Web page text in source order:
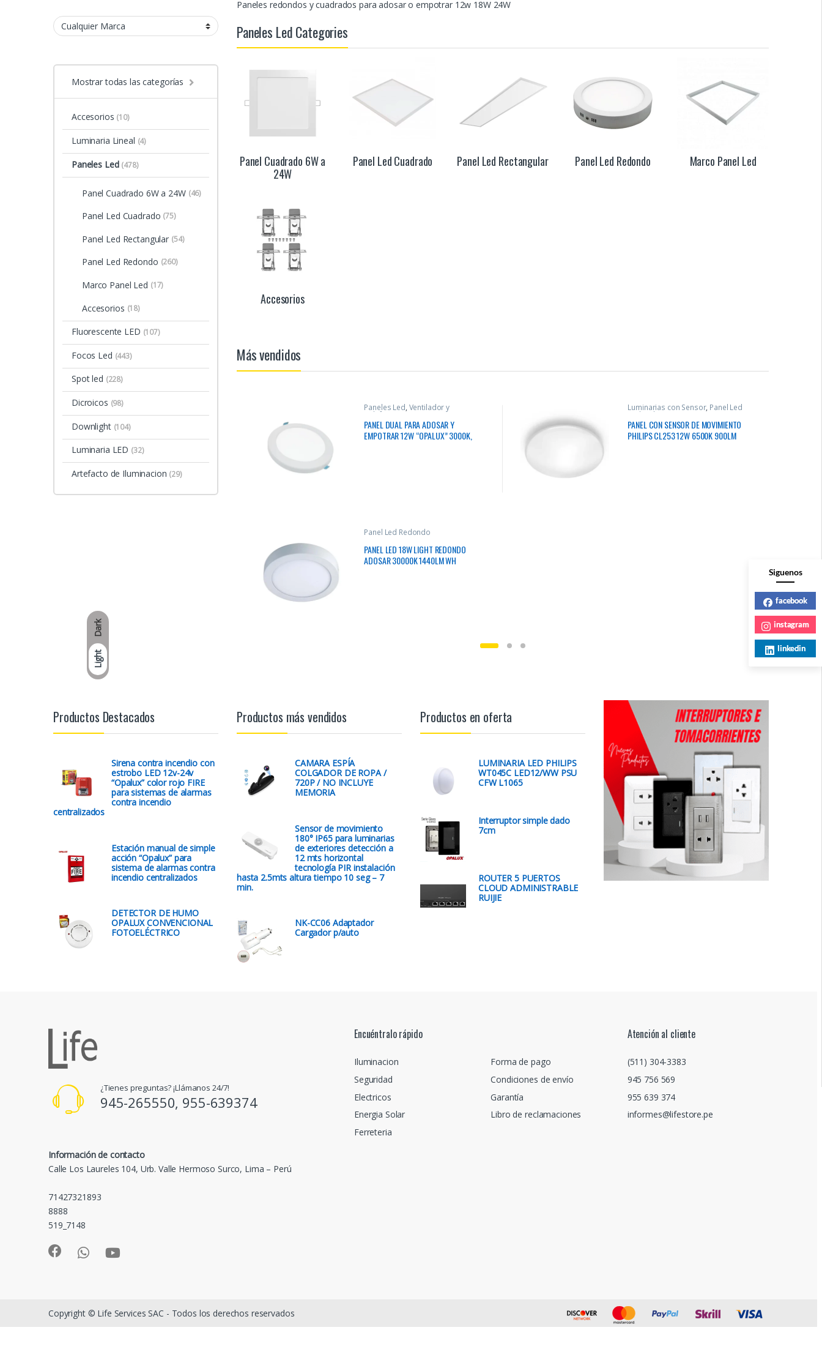
Dark
Light
Paneles redondos y cuadrados para adosar o empotrar 12w 18W 24W
Paneles Led Categories
Panel Cuadrado 6W a
24W
Panel Led Cuadrado Panel Led Rectangular Panel Led Redondo Marco Panel Led
Accesorios
Más vendidos
Paneles Led, Ventilador y
Calefactor
PANEL DUAL PARA ADOSAR Y
EMPOTRAR 12W “OPALUX” 3000K,
Luminarias con Sensor, Panel Led
Redondo
PANEL CON SENSOR DE MOVIMIENTO
PHILIPS CL253 12W 6500K 900LM
Panel Led Redondo
PANEL LED 18W LIGHT REDONDO
ADOSAR 30000K 1440LM WH
Mostrar todas las categorías
Accesorios (10)
Luminaria Lineal (4)
Paneles Led (478)
Panel Cuadrado 6W a 24W (46)
Panel Led Cuadrado (75)
Panel Led Rectangular (54)
Panel Led Redondo (260)
Marco Panel Led (17)
Accesorios (18)
Fluorescente LED (107)
Focos Led (443)
Spot led (228)
Dicroicos (98)
Downlight (104)
Luminaria LED (32)
Artefacto de Iluminacion (29)
Productos Destacados
Sirena contra incendio con
estrobo LED 12v-24v
“Opalux” color rojo FIRE
para sistemas de alarmas
contra incendio
centralizados
Estación manual de simple
acción “Opalux” para
sistema de alarmas contra
incendio centralizados
DETECTOR DE HUMO
OPALUX CONVENCIONAL
FOTOELÉCTRICO
Productos más vendidos
CAMARA ESPÍA
COLGADOR DE ROPA /
720P / NO INCLUYE
MEMORIA
Sensor de movimiento
180° IP65 para luminarias
de exteriores detección a
12 mts horizontal
tecnología PIR instalación
hasta 2.5mts altura tiempo 10 seg – 7
min.
NK-CC06 Adaptador
Cargador p/auto
Productos en oferta
LUMINARIA LED PHILIPS
WT045C LED12/WW PSU
CFW L1065
Interruptor simple dado
7cm
ROUTER 5 PUERTOS
CLOUD ADMINISTRABLE
RUIJIE
¿Tienes preguntas? ¡Llámanos 24/7!
945-265550, 955-639374
Información de contacto
Calle Los Laureles 104, Urb. Valle Hermoso Surco, Lima – Perú
71427321893
8888
519_7148
Encuéntralo rápido
Iluminacion
Seguridad
Electricos
Energia Solar
Ferreteria
Forma de pago
Condiciones de envío
Garantía
Libro de reclamaciones
Atención al cliente
(511) 304-3383
945 756 569
955 639 374
informes@lifestore.pe
Copyright © Life Services SAC - Todos los derechos reservados
Siguenos
facebook
instagram
linkedin